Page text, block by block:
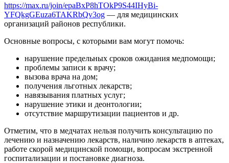
https://max.ru/join/epaBxP8hTOkP9S44IHyBi-
YFQkgGEuza6TAKRbQv3og — для медицинских
организаций районов республики.
Основные вопросы, с которыми вам могут помочь:
нарушение предельных сроков ожидания медпомощи;
проблемы записи к врачу;
вызова врача на дом;
получения льготных лекарств;
навязывания платных услуг;
нарушение этики и деонтологии;
отсутствие маршрутизации пациентов и др.
Отметим, что в медчатах нельзя получить консультацию по
лечению и назначению лекарств, наличию лекарств в аптеках,
работе скорой медицинской помощи, вопросам экстренной
госпитализации и постановке диагноза.